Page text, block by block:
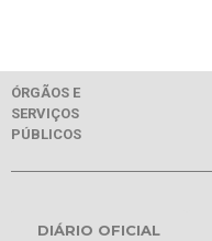
ÓRGÃOS E
SERVIÇOS
PÚBLICOS
DIÁRIO OFICIAL